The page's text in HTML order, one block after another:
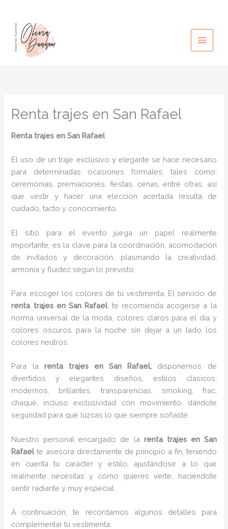
contenido
Renta trajes en San Rafael
Renta trajes en San Rafael
El uso de un traje exclusivo y elegante se hace necesario
para determinadas ocasiones formales, tales como:
ceremonias, premiaciones, fiestas, cenas, entre otras, así
que vestir y hacer una elección acertada resulta de
cuidado, tacto y conocimiento.
El sitio para el evento juega un papel realmente
importante, es la clave para la coordinación, acomodación
de invitados y decoración, plasmando la creatividad,
armonía y fluidez según lo previsto.
Para escoger los colores de tu vestimenta, El servicio de
renta trajes en San Rafael, te recomienda acogerse a la
norma universal de la moda, colores claros para el día y
colores oscuros para la noche sin dejar a un lado los
colores neutros.
Para la renta trajes en San Rafael, disponemos de
divertidos y elegantes diseños, estilos clásicos,
modernos, brillantes, transparencias, smoking, frac,
chaqué, incluso exclusividad con movimiento, dándote
seguridad para que luzcas lo que siempre soñaste.
Nuestro personal encargado de la renta trajes en San
Rafaelte asesora directamente de principio a fin, teniendo
en cuenta tu carácter y estilo, ajustándose a lo que
realmente necesitas y cómo quieres verte, haciéndote
sentir radiante y muy especial.
A continuación, te recordamos algunos detalles para
complementar tu vestimenta.